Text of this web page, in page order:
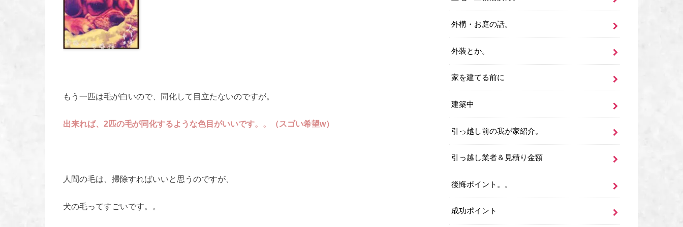
もう一匹は毛が白いので、同化して目立たないのですが。
出来れば、2匹の毛が同化するような色目がいいです。。（スゴい希望w）
人間の毛は、掃除すればいいと思うのですが、
犬の毛ってすごいです。。
外構・お庭の話。
外装とか。
家を建てる前に
建築中
引っ越し前の我が家紹介。
引っ越し業者＆見積り金額
後悔ポイント。。
成功ポイント